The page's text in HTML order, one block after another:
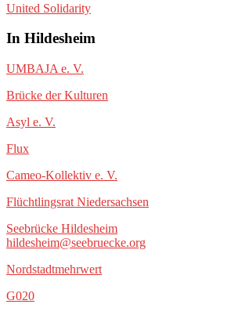
United Solidarity
In Hildesheim
UMBAJA e. V.
Brücke der Kulturen
Asyl e. V.
Flux
Cameo-Kollektiv e. V.
Flüchtlingsrat Niedersachsen
Seebrücke Hildesheim
hildesheim@seebruecke.org
Nordstadtmehrwert
G020